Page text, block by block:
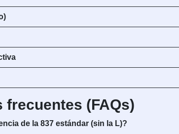
frecuentes (FAQs)
de la 837 estándar (sin la L)?